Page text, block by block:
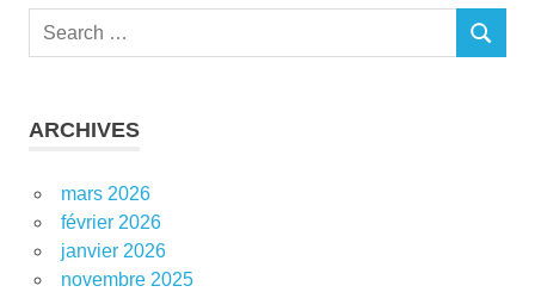
Search
SEARCH
ARCHIVES
mars 2026
février 2026
janvier 2026
novembre 2025